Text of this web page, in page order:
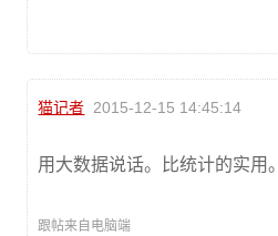
猫记者 2015-12-15 14:45:14
用大数据说话。比统计的实用。
跟帖来自电脑端